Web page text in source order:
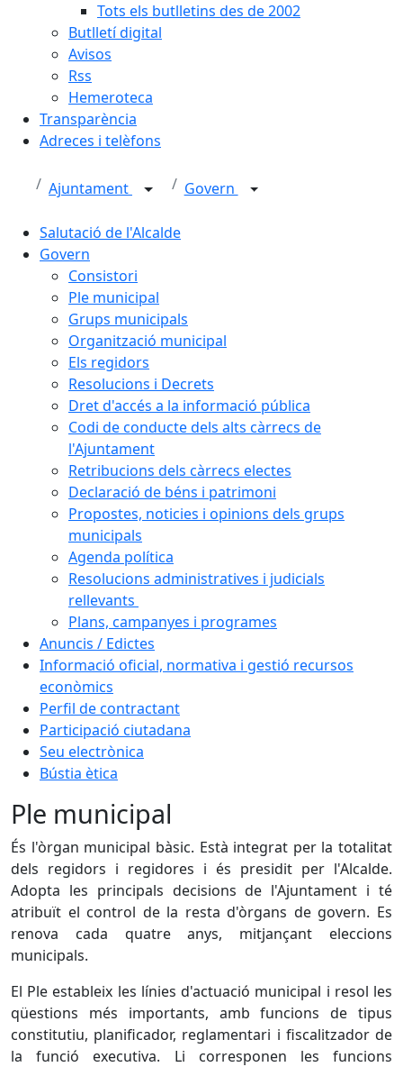
Tots els butlletins des de 2002
Butlletí digital
Avisos
Rss
Hemeroteca
Transparència
Adreces i telèfons
Ajuntament Govern
Salutació de l'Alcalde
Govern
Consistori
Ple municipal
Grups municipals
Organització municipal
Els regidors
Resolucions i Decrets
Dret d'accés a la informació pública
Codi de conducte dels alts càrrecs de
l'Ajuntament
Retribucions dels càrrecs electes
Declaració de béns i patrimoni
Propostes, noticies i opinions dels grups
municipals
Agenda política
Resolucions administratives i judicials
rellevants
Plans, campanyes i programes
Anuncis / Edictes
Informació oficial, normativa i gestió recursos
econòmics
Perfil de contractant
Participació ciutadana
Seu electrònica
Bústia ètica
Ple municipal
És l'òrgan municipal bàsic. Està integrat per la totalitat
dels regidors i regidores i és presidit per l'Alcalde.
Adopta les principals decisions de l'Ajuntament i té
atribuït el control de la resta d'òrgans de govern. Es
renova cada quatre anys, mitjançant eleccions
municipals.
El Ple estableix les línies d'actuació municipal i resol les
qüestions més importants, amb funcions de tipus
constitutiu, planificador, reglamentari i fiscalitzador de
la funció executiva. Li corresponen les funcions